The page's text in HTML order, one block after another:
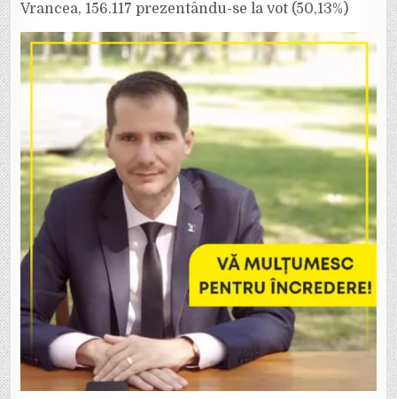
Vrancea, 156.117 prezentându-se la vot (50,13%)